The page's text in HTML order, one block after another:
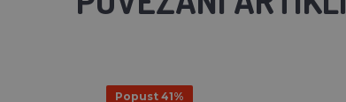
Popust 41%